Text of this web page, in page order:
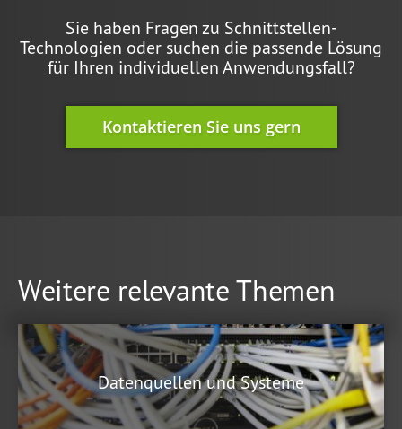
Sie haben Fragen zu Schnittstellen-
Technologien oder suchen die passende Lösung
für Ihren individuellen Anwendungsfall?
Kontaktieren Sie uns gern
Weitere relevante Themen
Datenquellen und Systeme